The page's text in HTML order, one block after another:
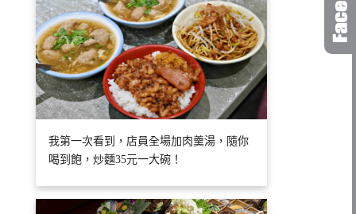
我第一次看到，店員全場加肉羹湯，隨你
喝到飽，炒麵35元一大碗！